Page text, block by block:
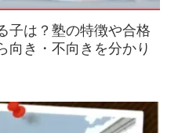
子は？塾の特徴や合格
向き・不向きを分かり